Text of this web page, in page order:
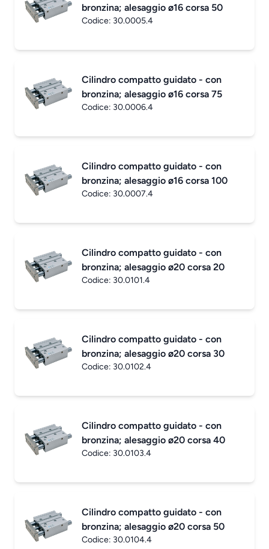
bronzina; alesaggio ø16 corsa 50
Codice: 30.0005.4
Cilindro compatto guidato - con
bronzina; alesaggio ø16 corsa 75
Codice: 30.0006.4
Cilindro compatto guidato - con
bronzina; alesaggio ø16 corsa 100
Codice: 30.0007.4
Cilindro compatto guidato - con
bronzina; alesaggio ø20 corsa 20
Codice: 30.0101.4
Cilindro compatto guidato - con
bronzina; alesaggio ø20 corsa 30
Codice: 30.0102.4
Cilindro compatto guidato - con
bronzina; alesaggio ø20 corsa 40
Codice: 30.0103.4
Cilindro compatto guidato - con
bronzina; alesaggio ø20 corsa 50
Codice: 30.0104.4